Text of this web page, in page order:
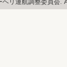
リ運航調整委員会.